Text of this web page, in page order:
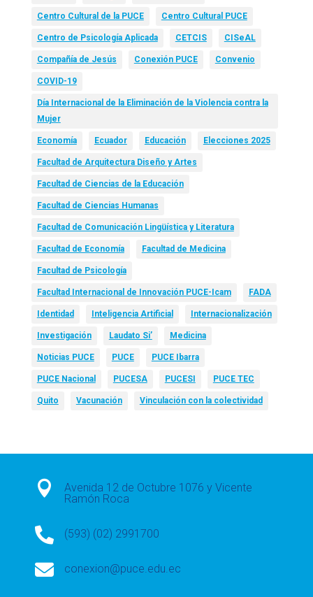
Centro Cultural de la PUCE Centro Cultural PUCE
Centro de Psicología Aplicada CETCIS CISeAL
Compañía de Jesús Conexión PUCE Convenio
COVID-19
Día Internacional de la Eliminación de la Violencia contra la
Mujer
Economía Ecuador Educación Elecciones 2025
Facultad de Arquitectura Diseño y Artes
Facultad de Ciencias de la Educación
Facultad de Ciencias Humanas
Facultad de Comunicación Lingüística y Literatura
Facultad de Economía Facultad de Medicina
Facultad de Psicología
Facultad Internacional de Innovación PUCE-Icam FADA
Identidad Inteligencia Artificial Internacionalización
Investigación Laudato Si’ Medicina
Noticias PUCE PUCE PUCE Ibarra
PUCE Nacional PUCESA PUCESI PUCE TEC
Quito Vacunación Vinculación con la colectividad

Avenida 12 de Octubre 1076 y Vicente
Ramón Roca
 (593) (02) 2991700
 conexion@puce.edu.ec